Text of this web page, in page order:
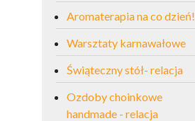
Aromaterapia na co dzień!
Warsztaty karnawałowe
Świąteczny stół- relacja
Ozdoby choinkowe
handmade - relacja